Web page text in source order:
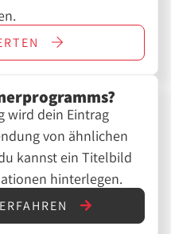
wird dein Eintrag
von ähnlichen
kannst ein Titelbild
hinterlegen.